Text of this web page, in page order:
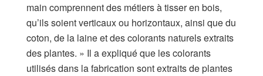
main comprennent des métiers à tisser en bois,
qu’ils soient verticaux ou horizontaux, ainsi que du
coton, de la laine et des colorants naturels extraits
des plantes. » Il a expliqué que les colorants
utilisés dans la fabrication sont extraits de plantes